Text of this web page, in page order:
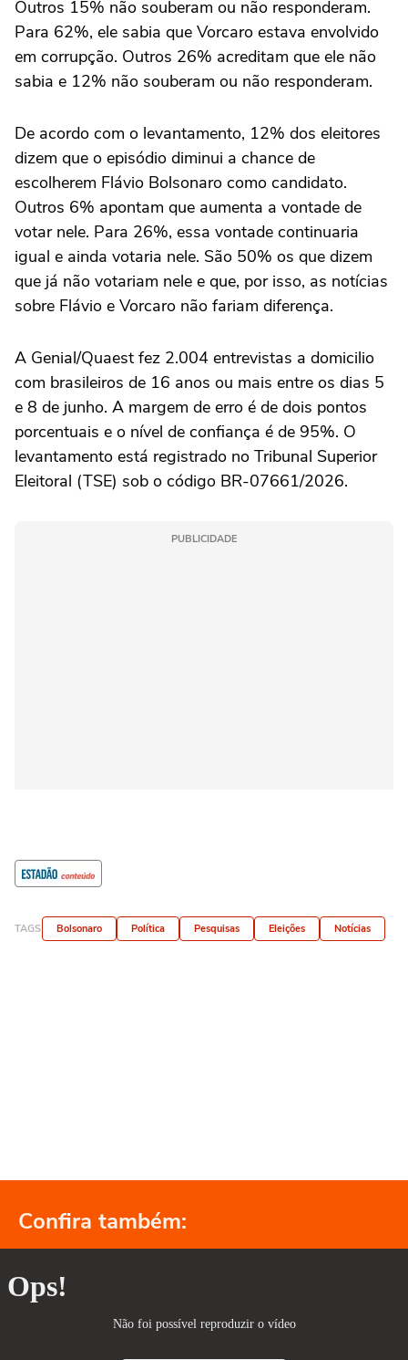
Outros 15% não souberam ou não responderam.
Para 62%, ele sabia que Vorcaro estava envolvido
em corrupção. Outros 26% acreditam que ele não
sabia e 12% não souberam ou não responderam.
De acordo com o levantamento, 12% dos eleitores
dizem que o episódio diminui a chance de
escolherem Flávio Bolsonaro como candidato.
Outros 6% apontam que aumenta a vontade de
votar nele. Para 26%, essa vontade continuaria
igual e ainda votaria nele. São 50% os que dizem
que já não votariam nele e que, por isso, as notícias
sobre Flávio e Vorcaro não fariam diferença.
A Genial/Quaest fez 2.004 entrevistas a domicilio
com brasileiros de 16 anos ou mais entre os dias 5
e 8 de junho. A margem de erro é de dois pontos
porcentuais e o nível de confiança é de 95%. O
levantamento está registrado no Tribunal Superior
Eleitoral (TSE) sob o código BR-07661/2026.
PUBLICIDADE
TAGS Bolsonaro Política Pesquisas Eleições Notícias
Confira também: